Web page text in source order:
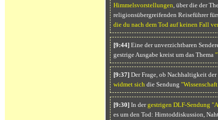
Himmelsvorstellungen, über die der
religionsübergreifenden Reiseführer
die du nach dem Tod auf keinen Fall
[9:44]Eine der unverzichtbaren
gestrige Ausgabe kreist um das Thema
[9:37]Der Frage, ob Nachhaltigkeit
widmet sich die Sendung
[9:30]In dergestrigen DLF-Sendung
es um den Tod: Hirntoddiskussion,